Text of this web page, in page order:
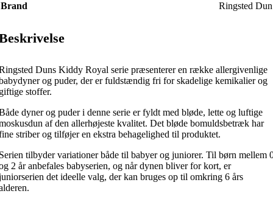
Brand Ringsted Dun
Duns Kiddy Royal serie præsenterer en række allergivenlige
og puder, der er fuldstændig fri for skadelige kemikalier og
stoffer.
dyner og puder i denne serie er fyldt med bløde, lette og luftige
af den allerhøjeste kvalitet. Det bløde bomuldsbetræk har
striber og tilføjer en ekstra behagelighed til produktet.
tilbyder variationer både til babyer og juniorer. Til børn mellem
2 år anbefales babyserien, og når dynen bliver for kort, er
det ideelle valg, der kan bruges op til omkring 6 års